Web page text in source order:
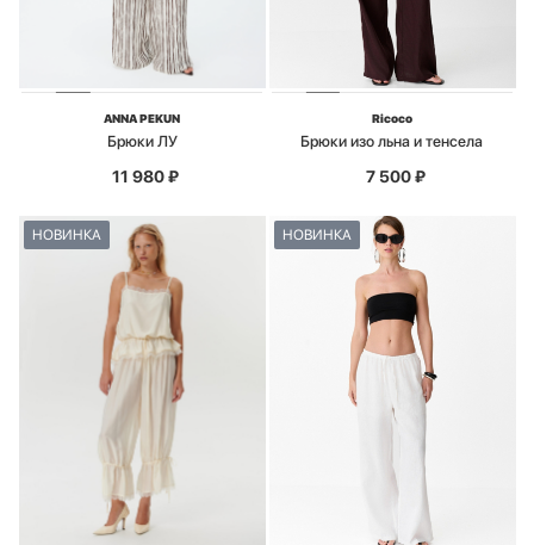
ANNA PEKUN
Брюки ЛУ
11 980₽
Ricoco
Брюки изо льна и тенсела
7 500₽
НОВИНКА НОВИНКА